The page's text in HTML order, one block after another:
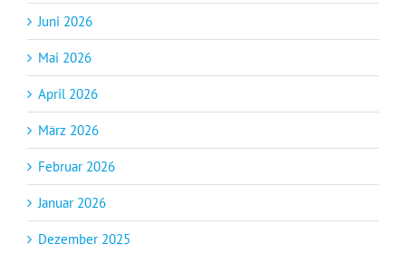
Juni 2026
Mai 2026
April 2026
März 2026
Februar 2026
Januar 2026
Dezember 2025